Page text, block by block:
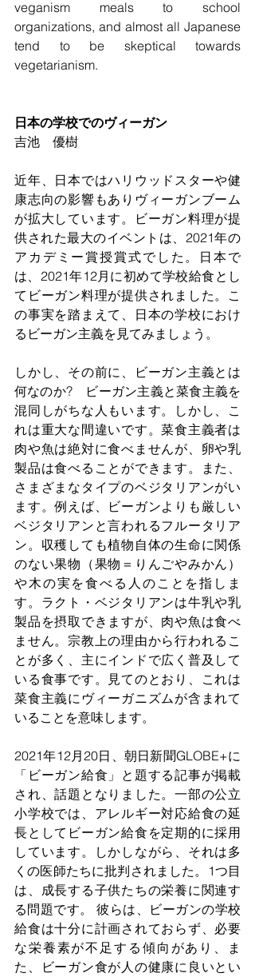
veganism meals to school
organizations, and almost all Japanese
tend to be skeptical towards
vegetarianism.
日本の学校でのヴィーガン
吉池　優樹
近年、日本ではハリウッドスターや健
康志向の影響もありヴィーガンブーム
が拡大しています。ビーガン料理が提
供された最大のイベントは、2021年の
アカデミー賞授賞式でした。日本で
は、2021年12月に初めて学校給食とし
てビーガン料理が提供されました。こ
の事実を踏まえて、日本の学校におけ
るビーガン主義を見てみましょう。
しかし、その前に、ビーガン主義とは
何なのか?　ビーガン主義と菜食主義を
混同しがちな人もいます。しかし、こ
れは重大な間違いです。菜食主義者は
肉や魚は絶対に食べませんが、卵や乳
製品は食べることができます。また、
さまざまなタイプのベジタリアンがい
ます。例えば、ビーガンよりも厳しい
ベジタリアンと言われるフルータリア
ン。収穫しても植物自体の生命に関係
のない果物（果物＝りんごやみかん）
や木の実を食べる人のことを指しま
す。ラクト・ベジタリアンは牛乳や乳
製品を摂取できますが、肉や魚は食べ
ません。宗教上の理由から行われるこ
とが多く、主にインドで広く普及して
いる食事です。見てのとおり、これは
菜食主義にヴィーガニズムが含まれて
いることを意味します。
2021年12月20日、朝日新聞GLOBE+に
「ビーガン給食」と題する記事が掲載
され、話題となりました。一部の公立
小学校では、アレルギー対応給食の延
長としてビーガン給食を定期的に採用
しています。しかしながら、それは多
くの医師たちに批判されました。1つ目
は、成長する子供たちの栄養に関連す
る問題です。 彼らは、ビーガンの学校
給食は十分に計画されておらず、必要
な栄養素が不足する傾向があり、ま
た、ビーガン食が人の健康に良いとい